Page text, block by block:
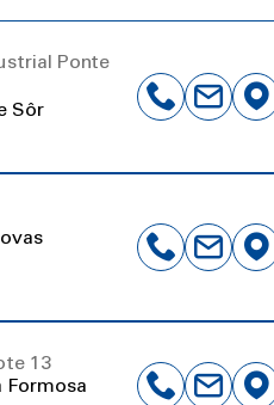
Ponte
Sôr
13
Formosa